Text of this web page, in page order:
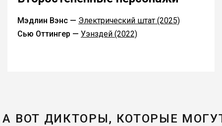
Мэдлин Вэнс — Электрический штат (2025)
Сью Оттингер — Уэнздей (2022)
А ВОТ ДИКТОРЫ, КОТОРЫЕ